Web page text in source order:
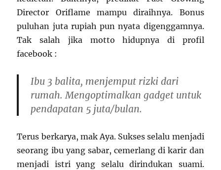
Director Oriflame mampu diraihnya. Bonus
puluhan juta rupiah pun nyata digenggamnya.
Tak salah jika motto hidupnya di profil
facebook :
Ibu 3 balita, menjemput rizki dari
rumah. Mengoptimalkan gadget untuk
pendapatan 5 juta/bulan.
Terus berkarya, mak Aya. Sukses selalu menjadi
seorang ibu yang sabar, cemerlang di karir dan
menjadi istri yang selalu dirindukan suami.